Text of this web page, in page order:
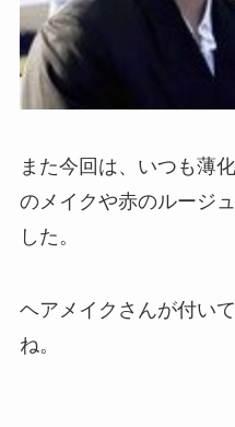
また今回は、いつも薄
のメイクや赤のルージ
した。
ヘアメイクさんが付い
ね。